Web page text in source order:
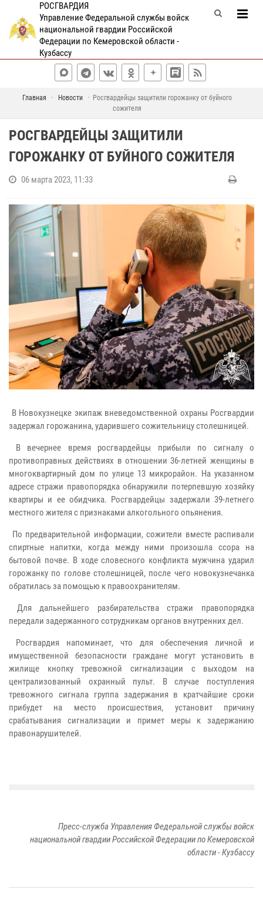
РОСГВАРДИЯ
Управление Федеральной службы войск
национальной гвардии Российской
Федерации по Кемеровской области -
Кузбассу
Главная Новости
Росгвардейцы защитили горожанку от буйного
сожителя
РОСГВАРДЕЙЦЫ ЗАЩИТИЛИ
ГОРОЖАНКУ ОТ БУЙНОГО СОЖИТЕЛЯ
06 марта 2023, 11:33
В Новокузнецке экипаж вневедомственной охраны Росгвардии
задержал горожанина, ударившего сожительницу столешницей.
В вечернее время росгвардейцы прибыли по сигналу о
противоправных действиях в отношении 36-летней женщины в
многоквартирный дом по улице 13 микрорайон. На указанном
адресе стражи правопорядка обнаружили потерпевшую хозяйку
квартиры и ее обидчика. Росгвардейцы задержали 39-летнего
местного жителя с признаками алкогольного опьянения.
По предварительной информации, сожители вместе распивали
спиртные напитки, когда между ними произошла ссора на
бытовой почве. В ходе словесного конфликта мужчина ударил
горожанку по голове столешницей, после чего новокузнечанка
обратилась за помощью к правоохранителям.
Для дальнейшего разбирательства стражи правопорядка
передали задержанного сотрудникам органов внутренних дел.
Росгвардия напоминает, что для обеспечения личной и
имущественной безопасности граждане могут установить в
жилище кнопку тревожной сигнализации с выходом на
централизованный охранный пульт. В случае поступления
тревожного сигнала группа задержания в кратчайшие сроки
прибудет на место происшествия, установит причину
срабатывания сигнализации и примет меры к задержанию
правонарушителей.
Пресс-служба Управления Федеральной службы войск
национальной гвардии Российской Федерации по Кемеровской
области - Кузбассу